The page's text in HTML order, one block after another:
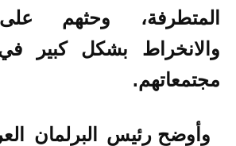
المتطرفة، وحثهم
والانخراط بشكل كبير في
مجتمعاتهم.
وأوضح رئيس البرلمان